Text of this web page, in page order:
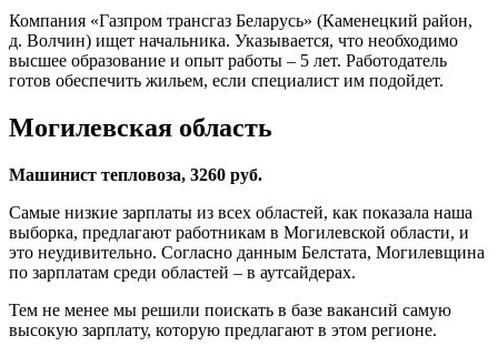
Компания «Газпром трансгаз Беларусь» (Каменецкий район,
д. Волчин) ищет начальника. Указывается, что необходимо
высшее образование и опыт работы – 5 лет. Работодатель
готов обеспечить жильем, если специалист им подойдет.
Могилевская область
Машинист тепловоза, 3260 руб.
Самые низкие зарплаты из всех областей, как показала наша
выборка, предлагают работникам в Могилевской области, и
это неудивительно. Согласно данным Белстата, Могилевщина
по зарплатам среди областей – в аутсайдерах.
Тем не менее мы решили поискать в базе вакансий самую
высокую зарплату, которую предлагают в этом регионе.